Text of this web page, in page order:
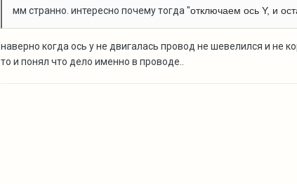
мм странно. интересно почему тогда "отключаем ось Y, и
наверно когда ось у не двигалась провод не шевелился и не
то и понял что дело именно в проводе..